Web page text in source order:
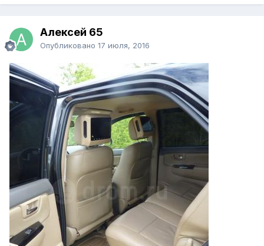
Алексей 65
Опубликовано 17 июля, 2016